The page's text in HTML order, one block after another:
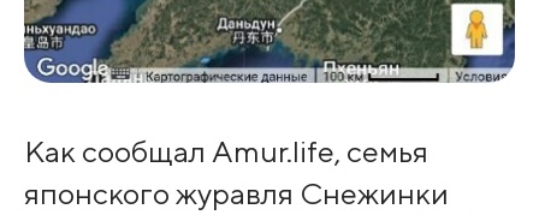
Как сообщал Amur.life, семья
японского журавля Снежинки